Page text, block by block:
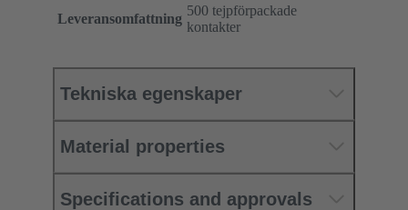
Leveransomfattning
500 tejpförpackade
kontakter
Tekniska egenskaper
Material properties
Specifications and approvals